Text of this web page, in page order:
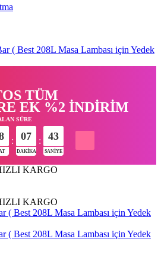
( Best 208L Masa Lambası için Yedek
TÜM
EK %2 İNDİRİM
SÜRE
: 07
DAKIKA
: 42
SANIYE
KARGO
KARGO